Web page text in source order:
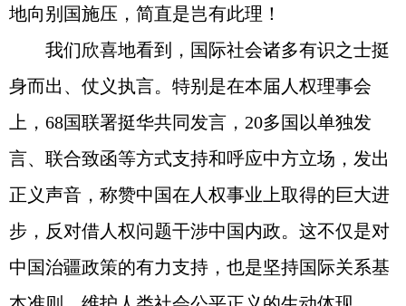
地向别国施压，简直是岂有此理！
我们欣喜地看到，国际社会诸多有识之士挺
身而出、仗义执言。特别是在本届人权理事会
上，68国联署挺华共同发言，20多国以单独发
言、联合致函等方式支持和呼应中方立场，发出
正义声音，称赞中国在人权事业上取得的巨大进
步，反对借人权问题干涉中国内政。这不仅是对
中国治疆政策的有力支持，也是坚持国际关系基